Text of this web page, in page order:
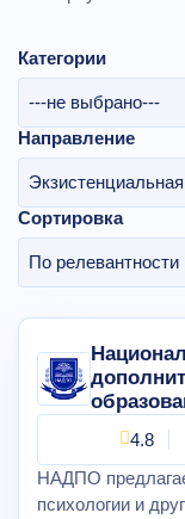
Категории
---не выбрано---
Направление
Сортировка
По релевантности
4.8
НАДПО
психологии и